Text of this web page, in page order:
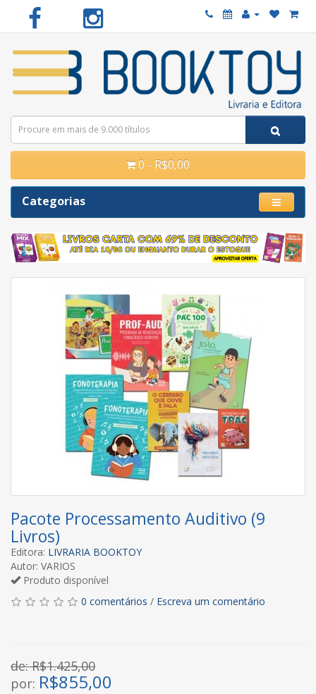
0 - R$0,00
Categorias
Pacote Processamento Auditivo (9
Livros)
Editora: LIVRARIA BOOKTOY
Autor: VARIOS
Produto disponível
0 comentários / Escreva um comentário
de: R$1.425,00
por: R$855,00